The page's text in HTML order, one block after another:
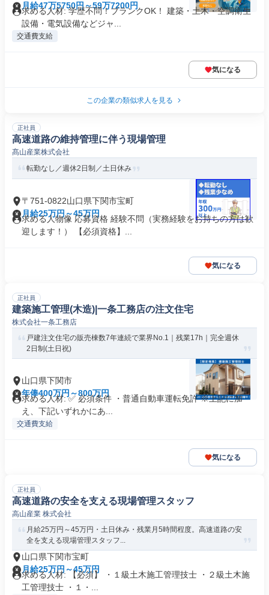
月給47万5750円～59万7200円
求める人材: 学歴不問！ブランクOK！ 建築・土木・空調衛生
設備・電気設備などジャ...
交通費支給
気になる
この企業の類似求人を見る
正社員
高速道路の維持管理に伴う現場管理
髙山産業株式会社
転勤なし／週休2日制／土日休み
〒751-0822山口県下関市宝町
月給25万円～45万円
求める人物像 応募資格 経験不問（実務経験をお持ちの方は歓
迎します！） 【必須資格】...
気になる
正社員
建築施工管理(木造)|一条工務店の注文住宅
株式会社一条工務店
戸建注文住宅の販売棟数7年連続で業界No.1｜残業17h｜完全週休
2日制(土日祝)
山口県下関市
年俸400万円～800万円
求める人材: ✅ 必須条件 ・普通自動車運転免許 ※上記に加
え、下記いずれかにあ...
交通費支給
気になる
正社員
高速道路の安全を支える現場管理スタッフ
高山産業 株式会社
月給25万円～45万円・土日休み・残業月5時間程度。高速道路の安
全を支える現場管理スタッフ...
山口県下関市宝町
月給25万円～45万円
求める人材: 【必須】 ・１級土木施工管理技士 ・２級土木施
工管理技士 ・１・...